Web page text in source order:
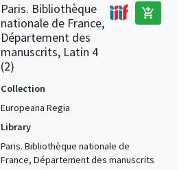
Paris. Bibliothèque
nationale de France,
Département des
manuscrits, Latin 4
(2)
add_shopping_cart
Collection
Europeana Regia
Library
Paris. Bibliothèque nationale de
France, Département des manuscrits